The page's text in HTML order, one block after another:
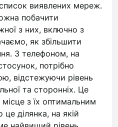
виявлених мереж.
побачити
з них, включно з
як збільшити
З телефоном, на
потрібно
відстежуючи рівень
та сторонніх. Це
з їх оптимальним
ділянка, на якій